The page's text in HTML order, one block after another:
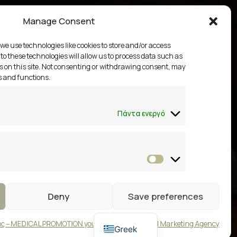
Manage Consent
use technologies like cookies to store and/or access
these technologies will allow us to process data such as
on this site. Not consenting or withdrawing consent, may
and functions.
Πάντα ενεργό
Marketing
Deny Save preferences
– MEDICAL PROMOTION your Healthcare Digital Marketing Agency
Φαρμακείου
ΚΑΡΔΙΟΛΟΓΟΣ
για Κέντρα Λογοθεραπείας
2109658356
Greek